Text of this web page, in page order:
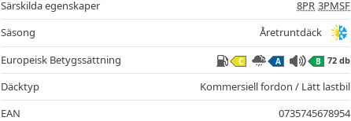
Särskilda egenskaper 8PR 3PMSF
Säsong
Åretruntdäck
Europeisk Betygssättning
C A B 72 db
Däcktyp
Kommersiell fordon / Lätt lastbil
EAN
0735745678954